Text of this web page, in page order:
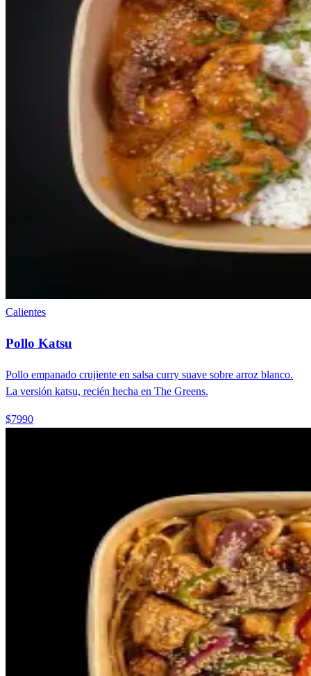
Calientes
Pollo Katsu
Pollo empanado crujiente en salsa curry suave sobre arroz blanco.
La versión katsu, recién hecha en The Greens.
$7990